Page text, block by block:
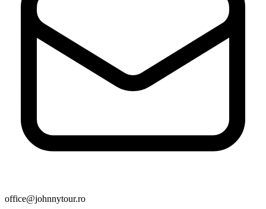
office@johnnytour.ro